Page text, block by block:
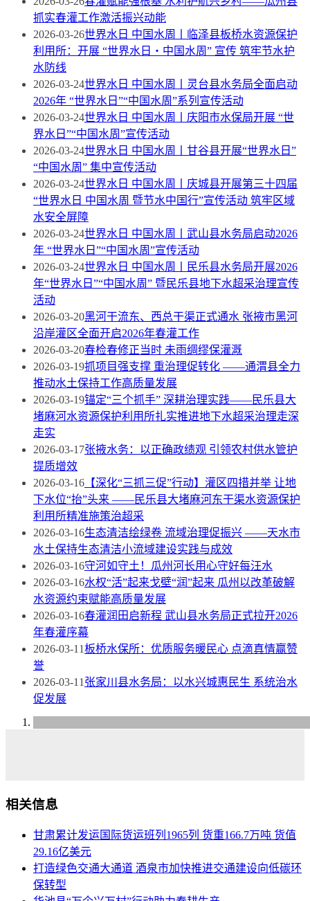
抓实春灌工作激活振兴动能
2026-03-26世界水日 中国水周丨临泽县板桥水资源保护
利用所：开展 “世界水日・中国水周” 宣传 筑牢节水护
水防线
2026-03-24世界水日 中国水周丨灵台县水务局全面启动
2026年 “世界水日”“中国水周”系列宣传活动
2026-03-24世界水日 中国水周丨庆阳市水保局开展 “世
界水日”“中国水周”宣传活动
2026-03-24世界水日 中国水周丨甘谷县开展“世界水日”
“中国水周” 集中宣传活动
2026-03-24世界水日 中国水周丨庆城县开展第三十四届
“世界水日 中国水周 暨节水中国行”宣传活动 筑牢区域
水安全屏障
2026-03-24世界水日 中国水周丨武山县水务局启动2026
年 “世界水日”“中国水周”宣传活动
2026-03-24世界水日 中国水周丨民乐县水务局开展2026
年“世界水日”“中国水周” 暨民乐县地下水超采治理宣传
活动
2026-03-20黑河干流东、西总干渠正式通水 张掖市黑河
沿岸灌区全面开启2026年春灌工作
2026-03-20春检春修正当时 未雨绸缪保灌溉
2026-03-19抓项目强支撑 重治理促转化 ——通渭县全力
推动水土保持工作高质量发展
2026-03-19锚定“三个抓手” 深耕治理实践——民乐县大
堵麻河水资源保护利用所扎实推进地下水超采治理走深
走实
2026-03-17张掖水务：以正确政绩观 引领农村供水管护
提质增效
2026-03-16 【深化“三抓三促”行动】灌区四措并举 让地
下水位“抬”头来 ——民乐县大堵麻河东干渠水资源保护
利用所精准施策治超采
2026-03-16生态清洁绘绿卷 流域治理促振兴 ——天水市
水土保持生态清洁小流域建设实践与成效
2026-03-16守河如守土！瓜州河长用心守好每汪水
2026-03-16水权“活”起来戈壁“润”起来 瓜州以改革破解
水资源约束赋能高质量发展
2026-03-16春灌润田启新程 武山县水务局正式拉开2026
年春灌序幕
2026-03-11板桥水保所：优质服务暖民心 点滴真情赢赞
誉
2026-03-11张家川县水务局：以水兴城惠民生 系统治水
促发展
相关信息
甘肃累计发运国际货运班列1965列 货重166.7万吨 货值
29.16亿美元
打造绿色交通大通道 酒泉市加快推进交通建设向低碳环
保转型